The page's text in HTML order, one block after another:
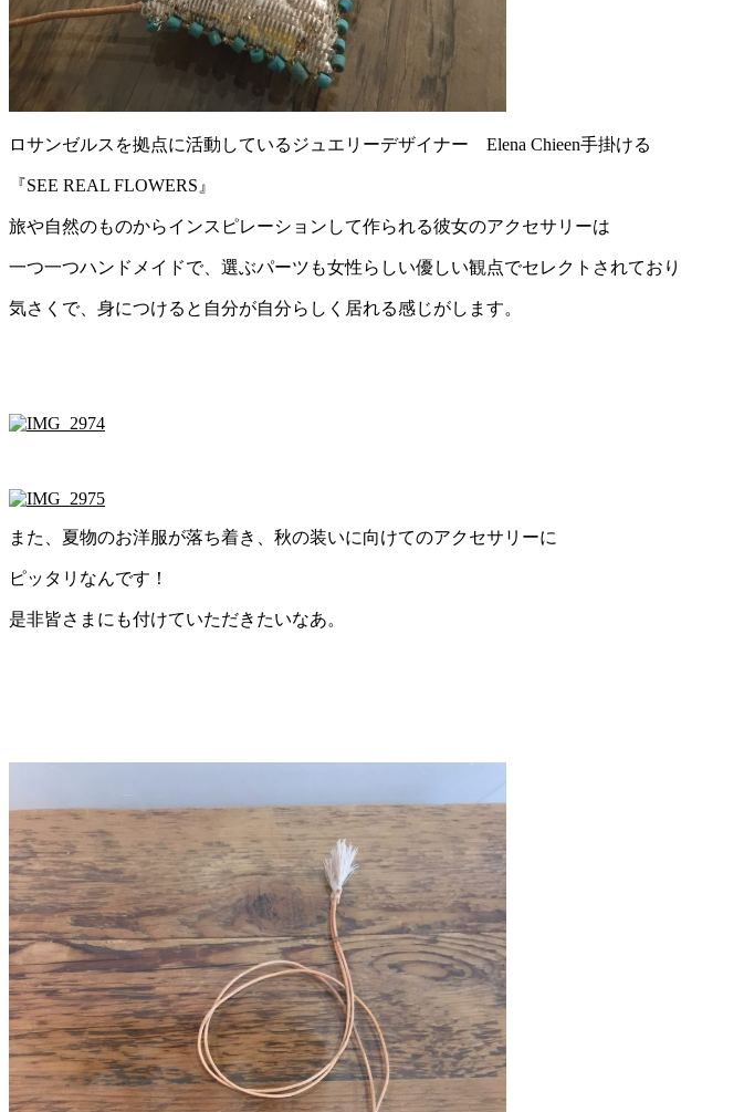
ロサンゼルスを拠点に活動しているジュエリーデザイナー Elena Chieen手掛ける
『SEE REAL FLOWERS』
旅や自然のものからインスピレーションして作られる彼女のアクセサリーは
一つ一つハンドメイドで、選ぶパーツも女性らしい優しい観点でセレクトされており
気さくで、身につけると自分が自分らしく居れる感じがします。
また、夏物のお洋服が落ち着き、秋の装いに向けてのアクセサリーに
ピッタリなんです！
是非皆さまにも付けていただきたいなあ。